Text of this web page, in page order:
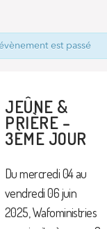
est passé
JEÛNE &
PRIÈRE –
3ÈME JOUR
Du mercredi 04 au
vendredi 06 juin
2025, Wafoministries